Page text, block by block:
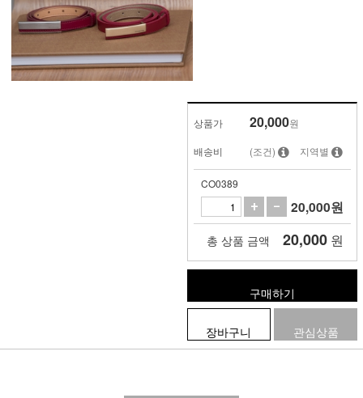
상품가 20,000원
배송비 (조건) 지역별
CO0389
20,000원
총 상품 금액 20,000 원
구매하기
장바구니 관심상품